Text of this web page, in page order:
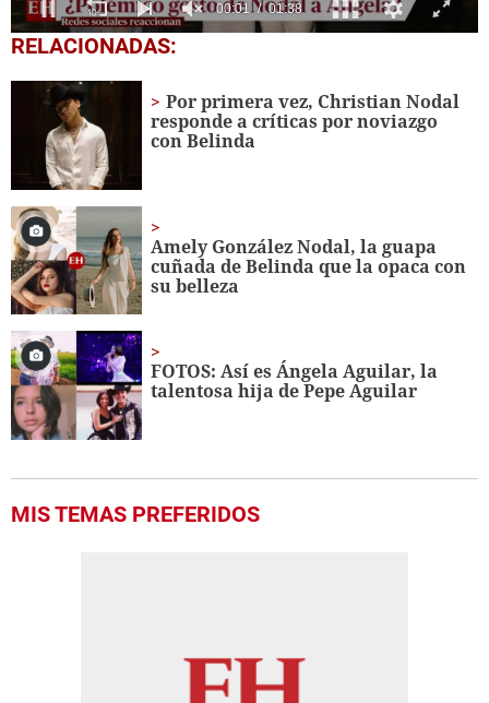
0
seconds
minute,
seconds
RELACIONADAS:
Por primera vez, Christian Nodal
responde a críticas por noviazgo
con Belinda
Amely González Nodal, la guapa
cuñada de Belinda que la opaca con
su belleza
FOTOS: Así es Ángela Aguilar, la
talentosa hija de Pepe Aguilar
MIS TEMAS PREFERIDOS